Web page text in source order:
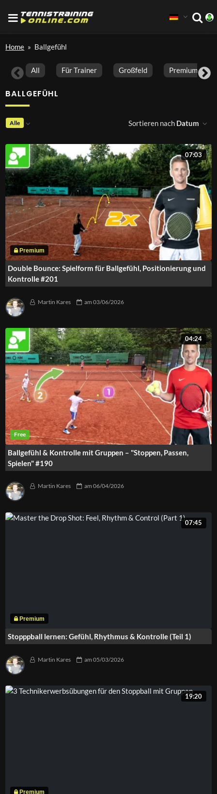
Home » Ballgefühl
All Für Trainer Großfeld Premium
BALLGEFÜHL
Alle Sortieren nach Datum
07:03
Double Bounce: Spielform für Ballgefühl, Positionierung und
Kontrolle #201
Martin Kares am03/06/2026
04:24
Ballgefühl & Kontrolle mit Gruppen – "Stoppen, Passen,
Spielen" #190
Martin Kares am06/04/2026
07:45
Stopppball lernen: Gefühl, Rhythmus & Kontrolle (Teil 1)
Martin Kares am05/03/2026
19:20